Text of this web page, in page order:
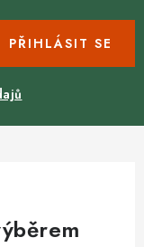
PŘIHLÁSIT SE